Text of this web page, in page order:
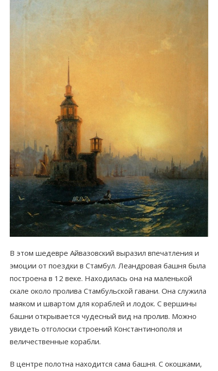
В этом шедевре Айвазовский выразил впечатления и
эмоции от поездки в Стамбул. Леандровая башня была
построена в 12 веке. Находилась она на маленькой
скале около пролива Стамбульской гавани. Она служила
маяком и швартом для кораблей и лодок. С вершины
башни открывается чудесный вид на пролив. Можно
увидеть отголоски строений Константинополя и
величественные корабли.
В центре полотна находится сама башня. С окошками,